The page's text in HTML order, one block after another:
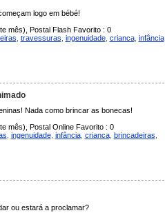
logo em bébé!
mês), Postal Flash Favorito : 0
travessuras ingenuidade, crianca, infância,
Nada como brincar as bonecas!
mês), Postal Online Favorito : 0
ingenuidade, infância, crianca, brincadeiras
ou estará a proclamar?